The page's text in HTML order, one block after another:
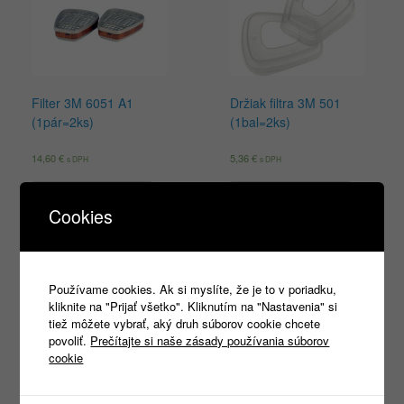
Filter 3M 6051 A1
(1pár=2ks)
14,60€ s DPH
Držiak filtra 3M 501
(1bal=2ks)
5,36€ s DPH
Products
search
Kategórie
Cookies
Používame cookies. Ak si myslíte, že je to v poriadku,
kliknite na "Prijať všetko". Kliknutím na "Nastavenia" si
tiež môžete vybrať, aký druh súborov cookie chcete
povoliť. Prečítajte si naše zásady používania súborov
cookie